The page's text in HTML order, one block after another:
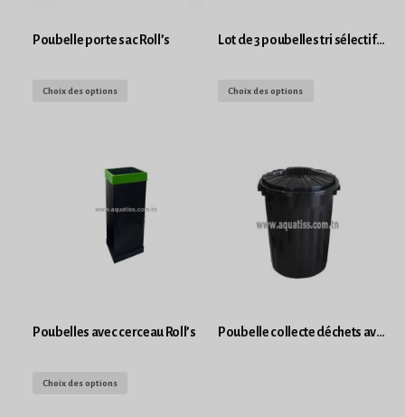
Poubelle porte sac Roll’s
Choix des options
Lot de 3 poubelles tri sélectifs Roll’s
Choix des options
Poubelles avec cerceau Roll’s
Choix des options
Poubelle collecte déchets avec couvercle NOIR 90L